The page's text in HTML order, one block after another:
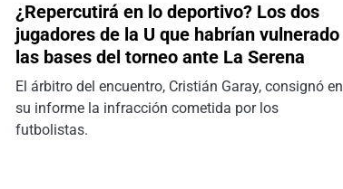
¿Repercutirá en lo deportivo? Los dos
jugadores de la U que habrían vulnerado
las bases del torneo ante La Serena
El árbitro del encuentro, Cristián Garay, consignó en
su informe la infracción cometida por los
futbolistas.